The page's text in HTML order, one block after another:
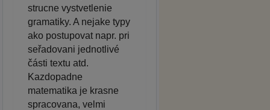
strucne vystvetlenie
gramatiky. A nejake typy
ako postupovat napr. pri
seřadovani jednotlivé
části textu atd.
Kazdopadne
matematika je krasne
spracovana, velmi